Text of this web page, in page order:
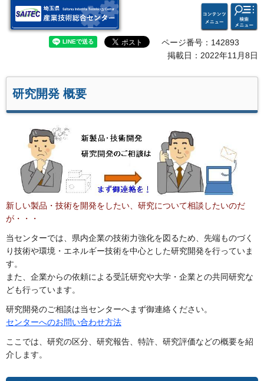
埼玉県 産業技術総合セン
コンテ
ンツメ
ニュー
検索・
共通メ
ニュー
ページ番号：142893
掲載日：2022年11月8日
研究開発 概要
新しい製品・技術を開発をしたい、研究について相談したいのだ
が・・・
当センターでは、県内企業の技術力強化を図るため、先端ものづく
り技術や環境・エネルギー技術を中心とした研究開発を行っていま
す。
また、企業からの依頼による受託研究や大学・企業との共同研究な
ども行っています。
研究開発のご相談は当センターへまず御連絡ください。
センターへのお問い合わせ方法
ここでは、研究の区分、研究報告、特許、研究評価などの概要を紹
介します。